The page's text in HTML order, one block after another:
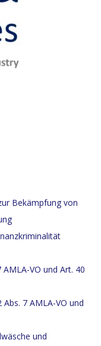
Bekämpfung von
VO und Art. 40
7 AMLA-VO und
und